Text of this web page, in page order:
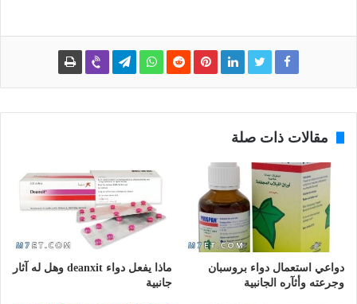
مقالات ذات صلة
دواعي استعمال دواء بروسبان
وجرعته وأثآره الجانبية
ماذا يفعل دواء deanxit وهل له آثار
جانبية